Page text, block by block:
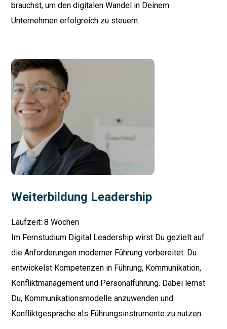
brauchst, um den digitalen Wandel in Deinem
Unternehmen erfolgreich zu steuern.
Weiterbildung Leadership
Laufzeit: 8 Wochen
Im Fernstudium Digital Leadership wirst Du gezielt auf
die Anforderungen moderner Führung vorbereitet. Du
entwickelst Kompetenzen in Führung, Kommunikation,
Konfliktmanagement und Personalführung. Dabei lernst
Du, Kommunikationsmodelle anzuwenden und
Konfliktgespräche als Führungsinstrumente zu nutzen.